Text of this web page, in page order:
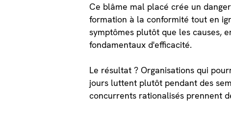
Ce blâme mal placé crée un
formation à la conformité tout en
symptômes plutôt que les causes,
fondamentaux d'efficacité.
Le résultat ? Organisations qui
jours luttent plutôt pendant des
concurrents rationalisés prennent